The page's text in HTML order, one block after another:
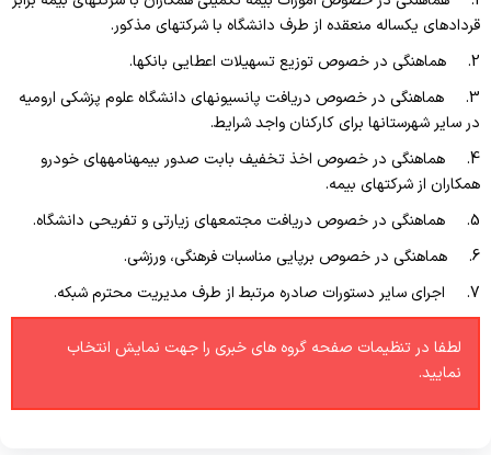
روابط عمومی
حراست
نظارت بر درمان
نظارت بر مواد غذایی
فناوری اطلاعات
امور رفاهی
امور مالی
کارشناس بودجه
انتقادات و پیشنهادات
ثبت شکایت
آموزش بیمار بیمارستان امام خمینی (ره)
آموزش بیمار بیمارستان قاسم سلیمانی
قردادهای یکساله منعقده از طرف دانشگاه با شرکتهای مذکور.
2. هماهنگی در خصوص توزیع تسهیلات اعطایی بانکها.
3. هماهنگی در خصوص دریافت پانسیونهای دانشگاه علوم پزشکی ارومیه
در سایر شهرستانها برای کارکنان واجد شرایط.
4. هماهنگی در خصوص اخذ تخفیف بابت صدور بیمه‏نامه‏های خودرو
همکاران از شرکت‏های بیمه.
5. هماهنگی در خصوص دریافت مجتمع‏های زیارتی و تفریحی دانشگاه.
6. هماهنگی در خصوص برپایی مناسبات فرهنگی، ورزشی.
7. اجرای سایر دستورات صادره مرتبط از طرف مدیریت محترم شبکه.
لطفا در تنظیمات صفحه گروه های خبری را جهت نمایش انتخاب
نمایید.